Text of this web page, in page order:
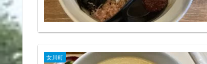
女川町